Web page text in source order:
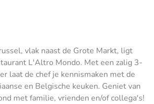
vlak naast de Grote Markt, ligt
L'Altro Mondo. Met een zalig 3-
laat de chef je kennismaken met de
en Belgische keuken. Geniet van
met familie, vrienden en/of collega's!